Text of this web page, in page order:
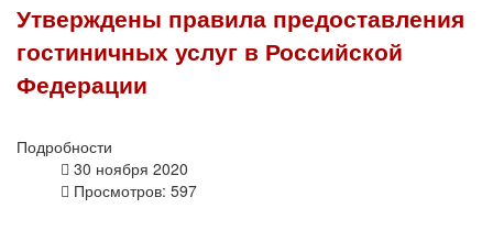
Утверждены правила предоставления
гостиничных услуг в Российской
Федерации
Подробности
30 ноября 2020
Просмотров: 597